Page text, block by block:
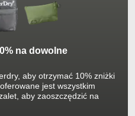
na dowolne
aby otrzymać 10% zniżki
jest wszystkim
aby zaoszczędzić na